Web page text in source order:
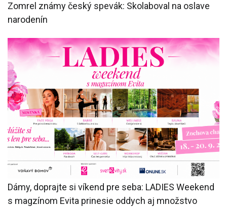
Zomrel známy český spevák: Skolaboval na oslave
narodenín
Dámy, doprajte si víkend pre seba: LADIES Weekend
s magzínom Evita prinesie oddych aj množstvo